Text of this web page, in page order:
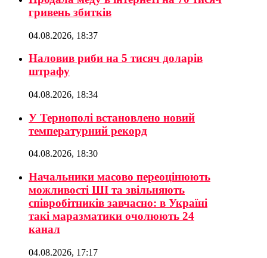
гривень збитків
04.08.2026, 18:37
Наловив риби на 5 тисяч доларів
штрафу
04.08.2026, 18:34
У Тернополі встановлено новий
температурний рекорд
04.08.2026, 18:30
Начальники масово переоцінюють
можливості ШІ та звільняють
співробітників завчасно: в Україні
такі маразматики очолюють 24
канал
04.08.2026, 17:17